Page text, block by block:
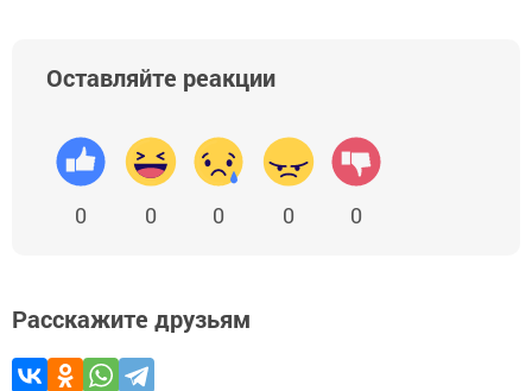
Оставляйте реакции
0 0 0 0 0
Расскажите друзьям